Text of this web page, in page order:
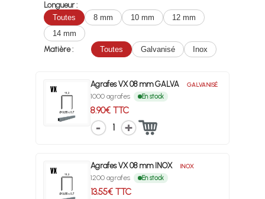
Longueur :
Toutes
8 mm 10 mm
12 mm
14 mm
Matière :
Toutes Galvanisé Inox
Agrafes VX 08 mm GALVA GALVANISÉ
1000 agrafes En stock
8.90€ TTC
1
Agrafes VX 08 mm INOX INOX
1200 agrafes En stock
13.55€ TTC